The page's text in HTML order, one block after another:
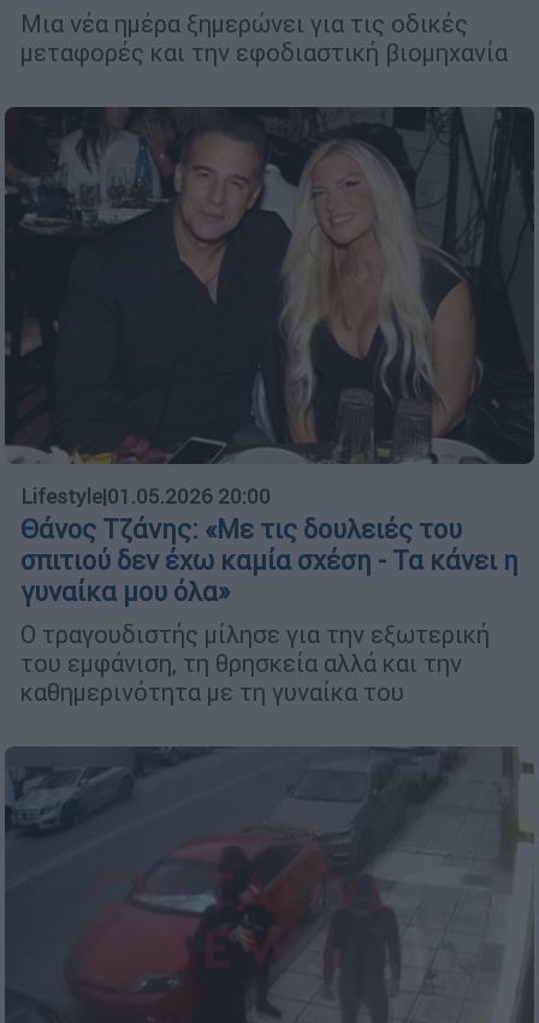
Μια νέα ημέρα ξημερώνει για τις οδικές
μεταφορές και την εφοδιαστική βιομηχανία
Lifestyle|01.05.2026 20:00
Θάνος Τζάνης: «Με τις δουλειές του
σπιτιού δεν έχω καμία σχέση - Τα κάνει η
γυναίκα μου όλα»
Ο τραγουδιστής μίλησε για την εξωτερική
του εμφάνιση, τη θρησκεία αλλά και την
καθημερινότητα με τη γυναίκα του